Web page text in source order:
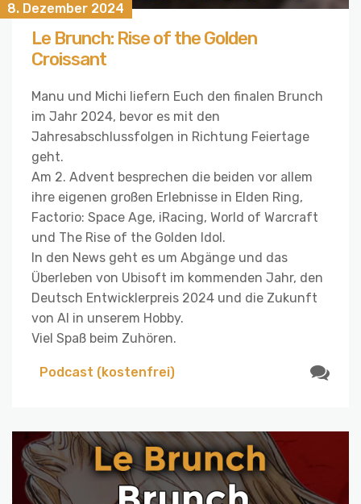
8. Dezember 2024
Le Brunch: Rise of the Golden
Croissant
Manu und Michi liefern Euch den finalen Brunch
im Jahr 2024, bevor es mit den
Jahresabschlussfolgen in Richtung Feiertage
geht.
Am 2. Advent besprechen die beiden vor allem
ihre eigenen großen Erlebnisse in Elden Ring,
Factorio: Space Age, iRacing, World of Warcraft
und The Rise of the Golden Idol.
In den News geht es um Abgänge und das
Überleben von Ubisoft im kommenden Jahr, den
Deutsch Entwicklerpreis 2024 und die Zukunft
von AI in unserem Hobby.
Viel Spaß beim Zuhören.
Podcast (kostenfrei)